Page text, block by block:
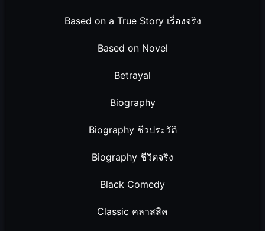
Based on a True Story เรื่องจริง
Based on Novel
Betrayal
Biography
Biography ชีวประวัติ
Biography ชีวิตจริง
Black Comedy
Classic คลาสสิค